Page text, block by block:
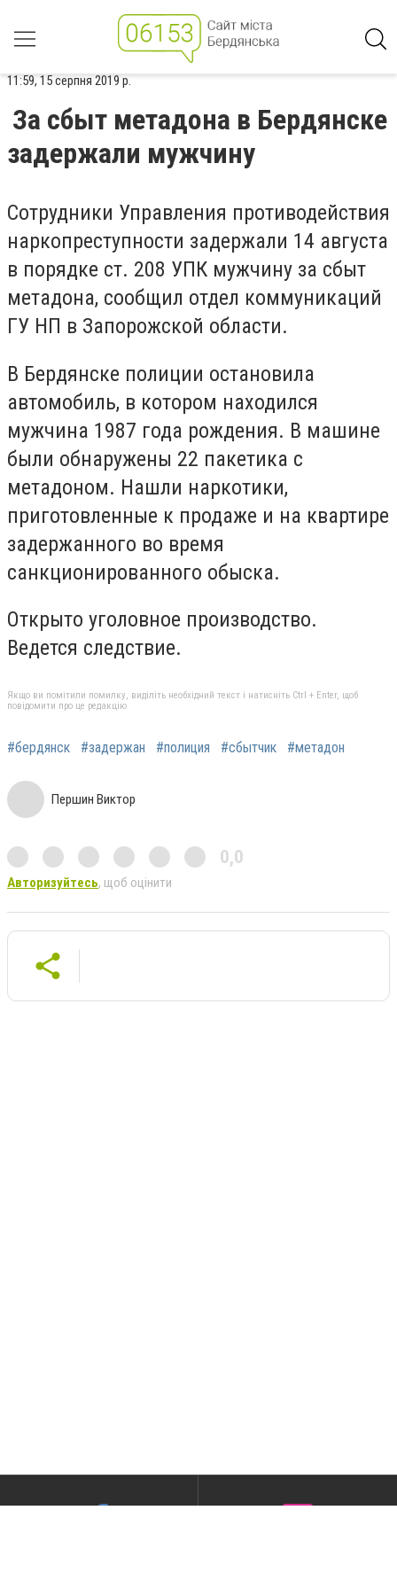
11:59, 15 серпня 2019 р.
За сбыт метадона в Бердянске
задержали мужчину
Сотрудники Управления противодействия
наркопреступности задержали 14 августа
в порядке ст. 208 УПК мужчину за сбыт
метадона, сообщил отдел коммуникаций
ГУ НП в Запорожской области.
В Бердянске полиции остановила
автомобиль, в котором находился
мужчина 1987 года рождения. В машине
были обнаружены 22 пакетика с
метадоном. Нашли наркотики,
приготовленные к продаже и на квартире
задержанного во время
санкционированного обыска.
Открыто уголовное производство.
Ведется следствие.
Якщо ви помітили помилку, виділіть необхідний текст і натисніть Ctrl + Enter, щоб
повідомити про це редакцію
#бердянск #задержан #полиция #сбытчик #метадон
Першин Виктор
0,0
Авторизуйтесь, щоб оцінити